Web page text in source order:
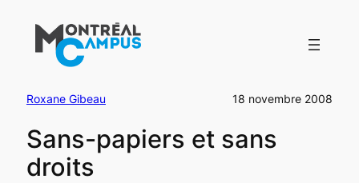
contenu
Roxane Gibeau 18 novembre 2008
Sans-papiers et sans
droits